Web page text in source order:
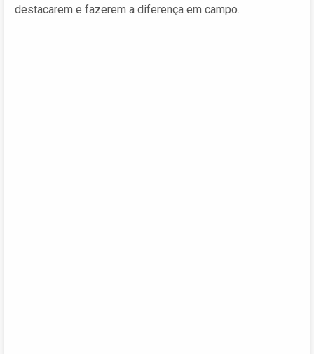
destacarem e fazerem a diferença em campo.